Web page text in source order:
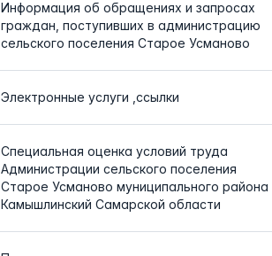
Информация об обращениях и запросах
граждан, поступивших в администрацию
сельского поселения Старое Усманово
Электронные услуги ,ссылки
Специальная оценка условий труда
Администрации сельского поселения
Старое Усманово муниципального района
Камышлинский Самарской области